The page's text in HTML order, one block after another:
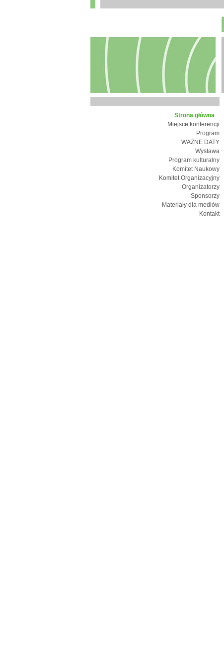
Strona główna
Miejsce konferencji
Program
WAŻNE DATY
Wystawa
Program kulturalny
Komitet Naukowy
Komitet Organizacyjny
Organizatorzy
Sponsorzy
Materiały dla mediów
Kontakt